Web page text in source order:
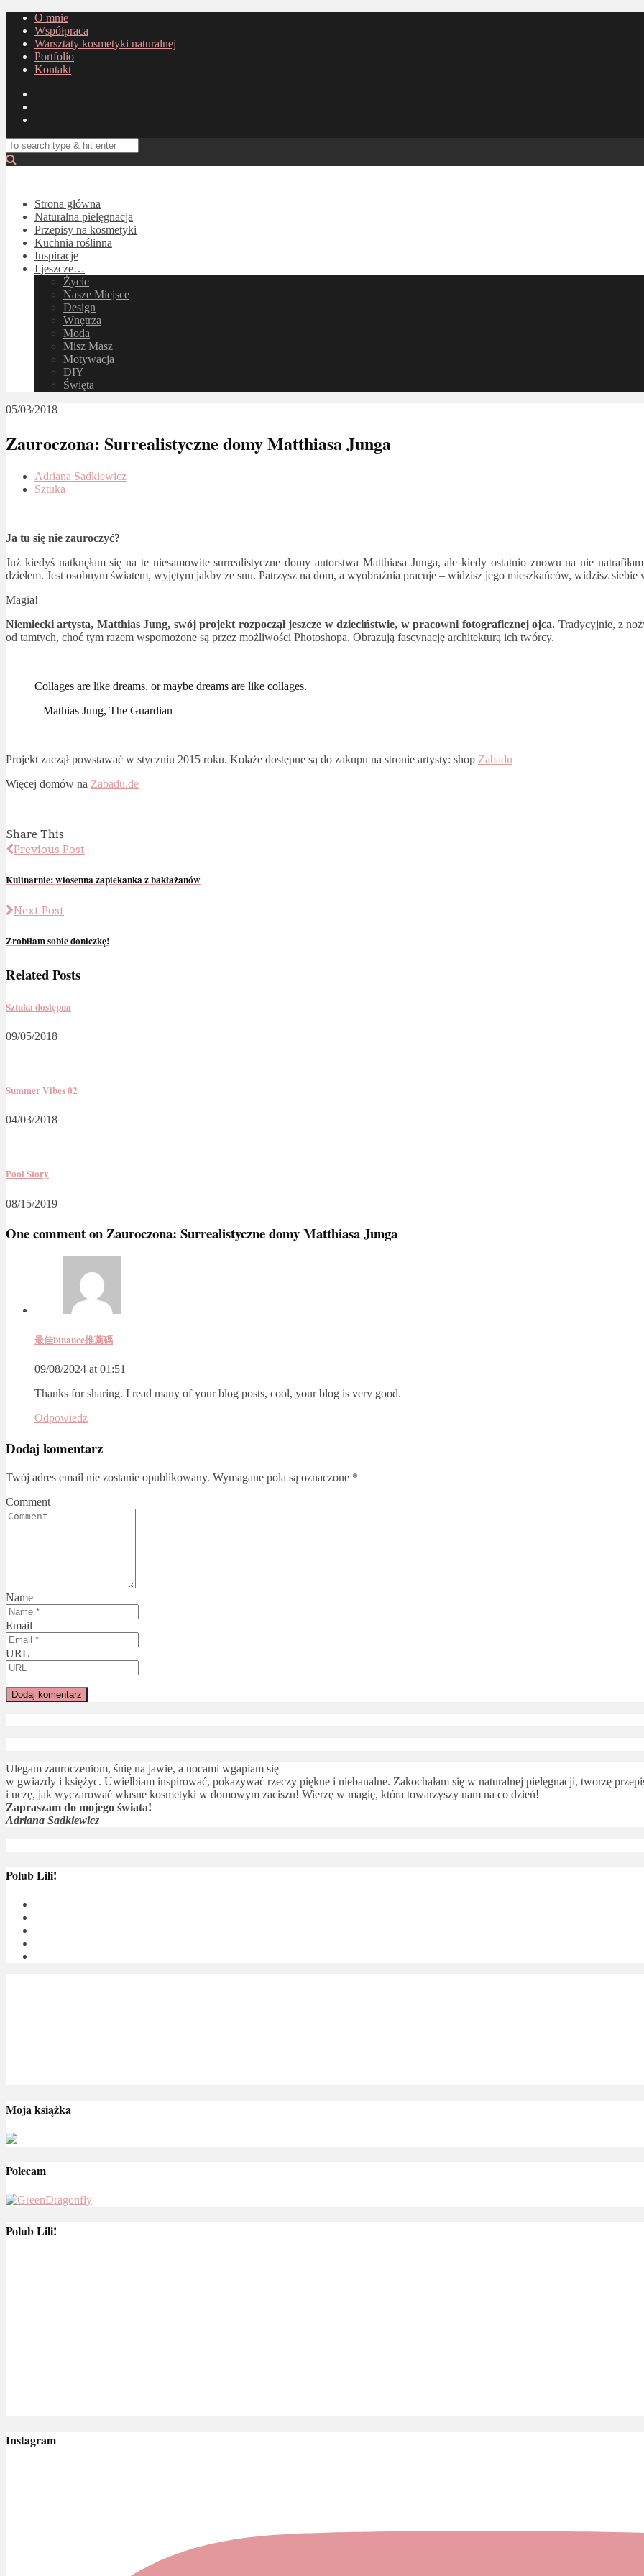
O mnie
Współpraca
Warsztaty kosmetyki naturalnej
Portfolio
Kontakt
Strona główna
Naturalna pielęgnacja
Przepisy na kosmetyki
Kuchnia roślinna
Inspiracje
I jeszcze…
Życie
Nasze Miejsce
Design
Wnętrza
Moda
Misz Masz
Motywacja
DIY
Święta
05/03/2018
Zauroczona: Surrealistyczne domy Matthiasa Junga
Adriana Sadkiewicz
Sztuka
Ja tu się nie zauroczyć?
Już kiedyś natknęłam się na te niesamowite surrealistyczne domy autorstwa Matthiasa Junga, ale kiedy ostatnio znowu na nie
dziełem. Jest osobnym światem, wyjętym jakby ze snu. Patrzysz na dom, a wyobraźnia pracuje – widzisz jego mieszkańców, widzisz siebie
Magia!
Niemiecki artysta, Matthias Jung, swój projekt rozpoczął jeszcze w dzieciństwie, w pracowni fotograficznej ojca. Tradycyjnie, z
od tamtych, choć tym razem wspomożone są przez możliwości Photoshopa. Obrazują fascynację architekturą ich twórcy.
Collages are like dreams, or maybe dreams are like collages.
– Mathias Jung, The Guardian
Projekt zaczął powstawać w styczniu 2015 roku. Kolaże dostępne są do zakupu na stronie artysty: shop Zabadu
Więcej domów na Zabadu.de
Share This
Previous Post
Kulinarnie: wiosenna zapiekanka z bakłażanów
Next Post
Zrobiłam sobie doniczkę!
Related Posts
Sztuka dostępna
09/05/2018
Summer Vibes 02
04/03/2018
Pool Story
08/15/2019
One comment onZauroczona: Surrealistyczne domy Matthiasa Junga
最佳binance推薦碼
09/08/2024 at 01:51
Thanks for sharing. I read many of your blog posts, cool, your blog is very good.
Odpowiedz
Dodaj komentarz
Twój adres email nie zostanie opublikowany. Wymagane pola są oznaczone *
Comment
Name
Email
URL
Ulegam zauroczeniom, śnię na jawie, a nocami wgapiam się
w gwiazdy i księżyc. Uwielbiam inspirować, pokazywać rzeczy piękne i niebanalne. Zakochałam się w naturalnej pielęgnacji, tworzę
i uczę, jak wyczarować własne kosmetyki w domowym zaciszu! Wierzę w magię, która towarzyszy nam na co dzień!
Zapraszam do mojego świata!
Adriana Sadkiewicz
Polub Lili!
Moja książka
Polecam
Polub Lili!
Instagram